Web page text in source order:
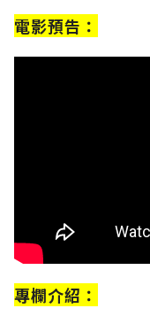
電影預告：
專欄介紹：